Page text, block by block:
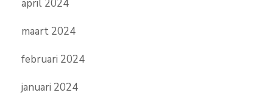
april 2024
maart 2024
februari 2024
januari 2024